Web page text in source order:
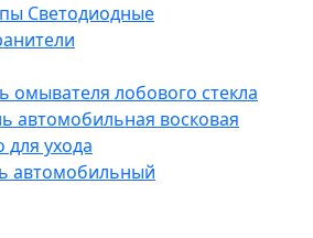
Светодиодные
омывателя лобового стекла
автомобильная восковая
для ухода
автомобильный